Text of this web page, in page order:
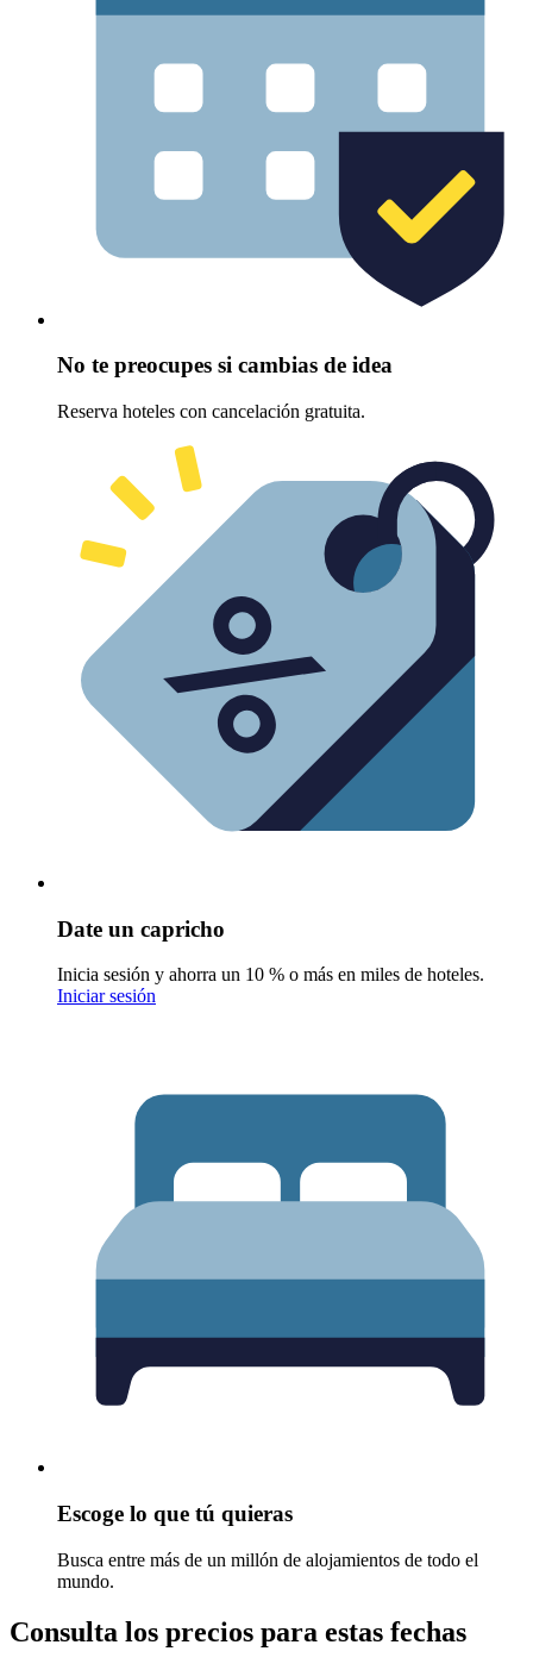
No te preocupes si cambias de idea
Reserva hoteles con cancelación gratuita.
Date un capricho
Inicia sesión y ahorra un 10 % o más en miles de hoteles.
Iniciar sesión
Escoge lo que tú quieras
Busca entre más de un millón de alojamientos de todo el
mundo.
Consulta los precios para estas fechas